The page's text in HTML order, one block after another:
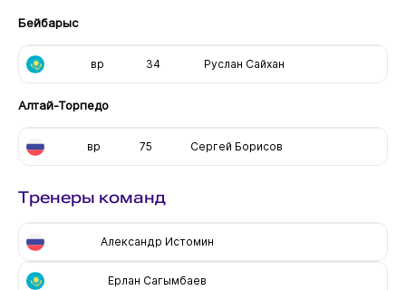
Бейбарыс
вр 34 Руслан Сайхан
Алтай-Торпедо
вр 75 Сергей Борисов
Тренеры команд
Александр Истомин
Ерлан Сагымбаев